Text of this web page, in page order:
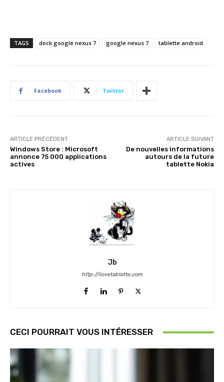
TAGS dock google nexus 7 google nexus 7 tablette android
Facebook Twitter
ARTICLE PRÉCÉDENT
Windows Store : Microsoft
annonce 75 000 applications
actives
ARTICLE SUIVANT
De nouvelles informations
autours de la future
tablette Nokia
Jb
http://ilovetablette.com
CECI POURRAIT VOUS INTÉRESSER